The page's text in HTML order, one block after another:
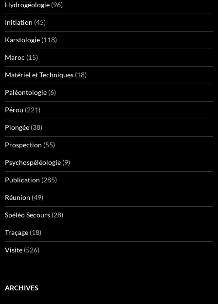
Hydrogéologie (96)
Initiation (45)
Karstologie (118)
Maroc (15)
Matériel et Techniques (18)
Paléontologie (6)
Pérou (221)
Plongée (38)
Prospection (55)
Psychospéléologie (9)
Publication (285)
Réunion (49)
Spéléo Secours (28)
Traçage (18)
Visite (526)
ARCHIVES